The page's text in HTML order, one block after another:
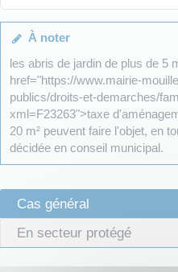
À noter
les abris de jardin de plus de 5
href="https://www.mairie-
publics/droits-et-demarches/
xml=F23263">taxe
20 m² peuvent faire l'objet, en
décidée en conseil municipal.
Cas général
En secteur protégé